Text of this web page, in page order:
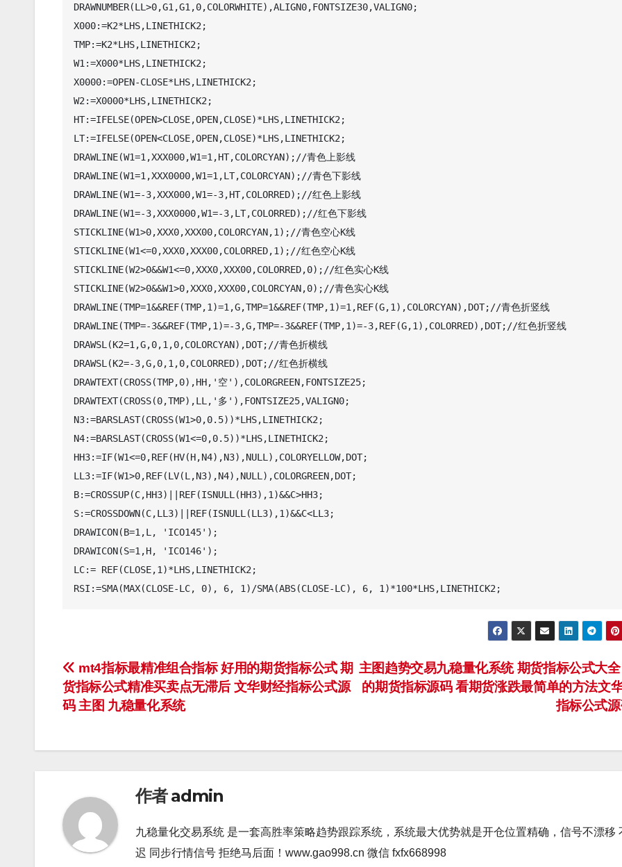
DRAWNUMBER(LL>0,G1,G1,0,COLORWHITE),ALIGN0,FONTSIZE30,VALIGN0;
X000:=K2*LHS,LINETHICK2;
TMP:=K2*LHS,LINETHICK2;
W1:=X000*LHS,LINETHICK2;
X0000:=OPEN-CLOSE*LHS,LINETHICK2;
W2:=X0000*LHS,LINETHICK2;
HT:=IFELSE(OPEN>CLOSE,OPEN,CLOSE)*LHS,LINETHICK2;
LT:=IFELSE(OPEN<CLOSE,OPEN,CLOSE)*LHS,LINETHICK2;
DRAWLINE(W1=1,XXX000,W1=1,HT,COLORCYAN);//青色上影线
DRAWLINE(W1=1,XXX0000,W1=1,LT,COLORCYAN);//青色下影线
DRAWLINE(W1=-3,XXX000,W1=-3,HT,COLORRED);//红色上影线
DRAWLINE(W1=-3,XXX0000,W1=-3,LT,COLORRED);//红色下影线
STICKLINE(W1>0,XXX0,XXX00,COLORCYAN,1);//青色空心K线
STICKLINE(W1<=0,XXX0,XXX00,COLORRED,1);//红色空心K线
STICKLINE(W2>0&&W1<=0,XXX0,XXX00,COLORRED,0);//红色实心K线
STICKLINE(W2>0&&W1>0,XXX0,XXX00,COLORCYAN,0);//青色实心K线
DRAWLINE(TMP=1&&REF(TMP,1)=1,G,TMP=1&&REF(TMP,1)=1,REF(G,1),COLORCYAN),DOT;//青色折竖线
DRAWLINE(TMP=-3&&REF(TMP,1)=-3,G,TMP=-3&&REF(TMP,1)=-3,REF(G,1),COLORRED),DOT;//红色折竖线
DRAWSL(K2=1,G,0,1,0,COLORCYAN),DOT;//青色折横线
DRAWSL(K2=-3,G,0,1,0,COLORRED),DOT;//红色折横线
DRAWTEXT(CROSS(TMP,0),HH,'空'),COLORGREEN,FONTSIZE25;
DRAWTEXT(CROSS(0,TMP),LL,'多'),FONTSIZE25,VALIGN0;
N3:=BARSLAST(CROSS(W1>0,0.5))*LHS,LINETHICK2;
N4:=BARSLAST(CROSS(W1<=0,0.5))*LHS,LINETHICK2;
HH3:=IF(W1<=0,REF(HV(H,N4),N3),NULL),COLORYELLOW,DOT;
LL3:=IF(W1>0,REF(LV(L,N3),N4),NULL),COLORGREEN,DOT;
B:=CROSSUP(C,HH3)||REF(ISNULL(HH3),1)&&C>HH3;
S:=CROSSDOWN(C,LL3)||REF(ISNULL(LL3),1)&&C<LL3;
DRAWICON(B=1,L, 'ICO145');
DRAWICON(S=1,H, 'ICO146');
LC:= REF(CLOSE,1)*LHS,LINETHICK2;
文
章
航
主图趋势交易九稳量化系统 期货指标公式大
的期货指标源码 看期货涨跌最简单的方法文
指标公式
mt4指标最精准组合指标 好用的期货指标公式 期
货指标公式精准买卖点无滞后 文华财经指标公式源
码 主图 九稳量化系统
作者admin
九稳量化交易系统 是一套高胜率策略趋势跟踪系统，系统最大优势就是开仓位置精确，信号不漂移
迟 同步行情信号 拒绝马后面！www.gao998.cn 微信 fxfx668998